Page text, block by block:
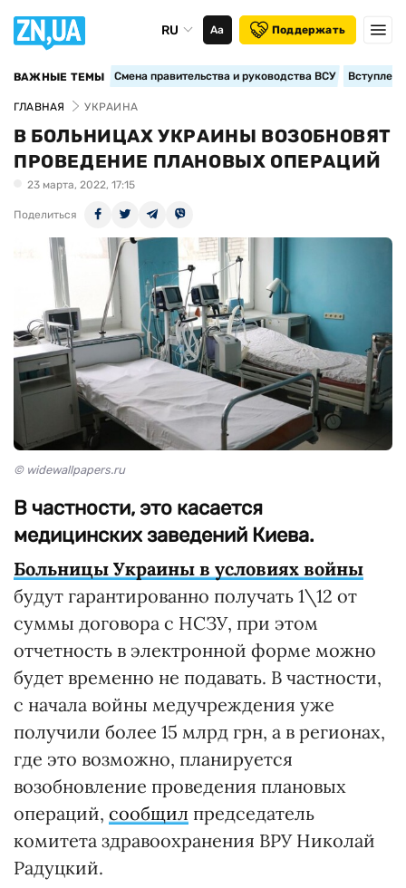
RU Аа Поддержать
ВАЖНЫЕ ТЕМЫ Смена правительства и руководства ВСУ
ГЛАВНАЯ УКРАИНА
В БОЛЬНИЦАХ УКРАИНЫ ВОЗОБНОВЯТ
ПРОВЕДЕНИЕ ПЛАНОВЫХ ОПЕРАЦИЙ
23 марта, 2022, 17:15
Поделиться
© widewallpapers.ru
В частности, это касается
медицинских заведений Киева.
Больницы Украины в условиях войны
будут гарантированно получать 1\12 от
суммы договора с НСЗУ, при этом
отчетность в электронной форме можно
будет временно не подавать. В частности,
с начала войны медучреждения уже
получили более 15 млрд грн, а в регионах,
где это возможно, планируется
возобновление проведения плановых
операций, сообщил председатель
комитета здравоохранения ВРУ Николай
Радуцкий.